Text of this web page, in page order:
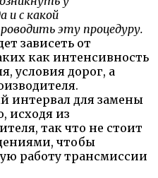
и с какой
эту процедуру.
зависеть от
как интенсивность
условия дорог, а
интервал для замены
исходя из
так что не стоит
чтобы
работу трансмиссии